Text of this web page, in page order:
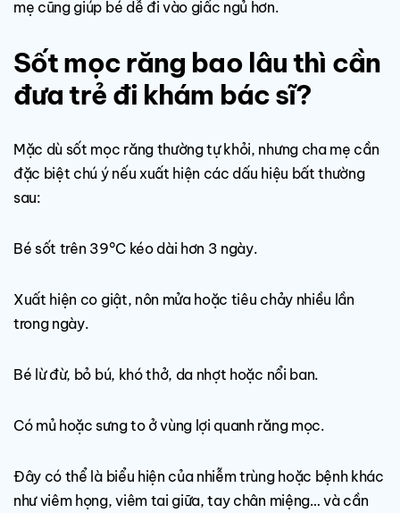
mẹ cũng giúp bé dễ đi vào giấc ngủ hơn.
Sốt mọc răng bao lâu thì cần
đưa trẻ đi khám bác sĩ?
Mặc dù sốt mọc răng thường tự khỏi, nhưng cha mẹ cần
đặc biệt chú ý nếu xuất hiện các dấu hiệu bất thường
sau:
Bé sốt trên 39°C kéo dài hơn 3 ngày.
Xuất hiện co giật, nôn mửa hoặc tiêu chảy nhiều lần
trong ngày.
Bé lừ đừ, bỏ bú, khó thở, da nhợt hoặc nổi ban.
Có mủ hoặc sưng to ở vùng lợi quanh răng mọc.
Đây có thể là biểu hiện của nhiễm trùng hoặc bệnh khác
như viêm họng, viêm tai giữa, tay chân miệng… và cần